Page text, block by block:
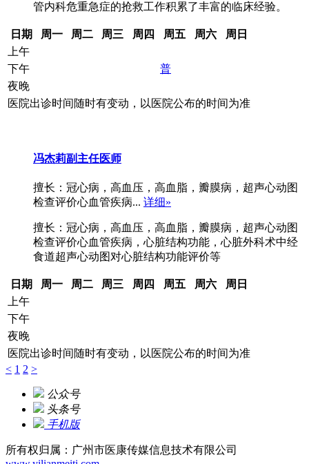
管内科危重急症的抢救工作积累了丰富的临床经验。
日期 周一 周二 周三 周四 周五 周六
周日
上午
下午
普
夜晚
医院出诊时间随时有变动，以医院公布的时间为准
冯杰莉副主任医师
擅长：冠心病，高血压，高血脂，瓣膜病，超声心动图
检查评价心血管疾病... 详细»
擅长：冠心病，高血压，高血脂，瓣膜病，超声心动图
检查评价心血管疾病，心脏结构功能，心脏外科术中经
食道超声心动图对心脏结构功能评价等
日期 周一 周二 周三 周四 周五 周六
周日
上午
下午
夜晚
医院出诊时间随时有变动，以医院公布的时间为准
< 1 2 >
公众号
头条号
手机版
所有权归属：广州市医康传媒信息技术有限公司